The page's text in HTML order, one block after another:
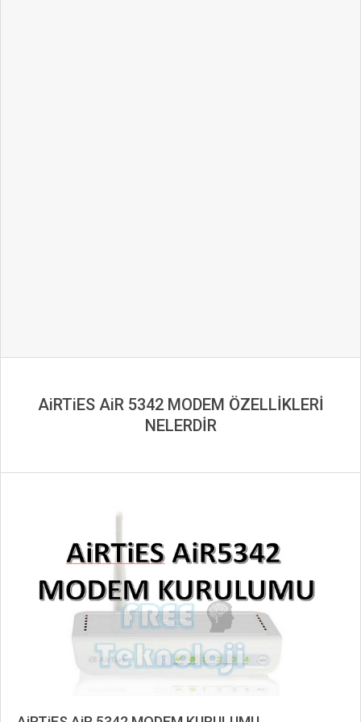
AiRTiES AiR 5342 MODEM ÖZELLİKLERİ
NELERDİR